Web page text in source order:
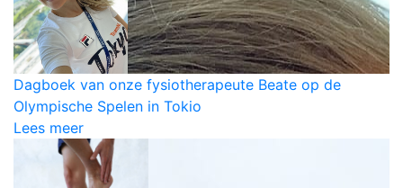
Dagboek van onze fysiotherapeute Beate op de
Olympische Spelen in Tokio
Lees meer